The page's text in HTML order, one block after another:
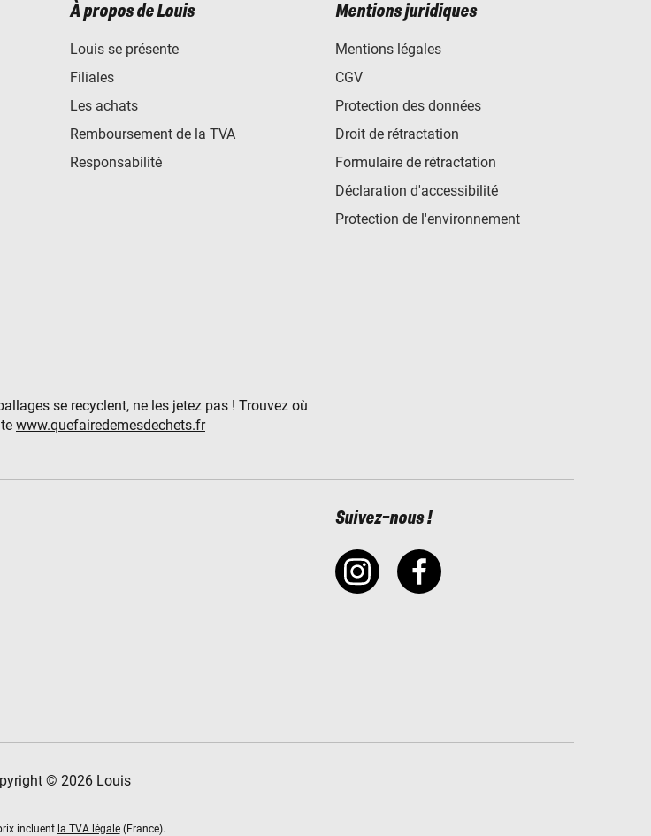
À propos de Louis
Louis se présente
Filiales
Les achats
Remboursement de la TVA
Responsabilité
Mentions juridiques
Mentions légales
CGV
Protection des données
Droit de rétractation
Formulaire de rétractation
Déclaration d'accessibilité
Protection de l'environnement
se recyclent, ne les jetez pas ! Trouvez où
www.quefairedemesdechets.fr
Suivez-nous !
© 2026 Louis
incluent la TVA légale(France).